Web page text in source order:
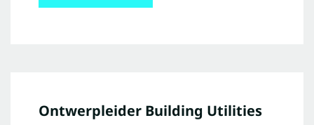
Ontwerpleider Building Utilities